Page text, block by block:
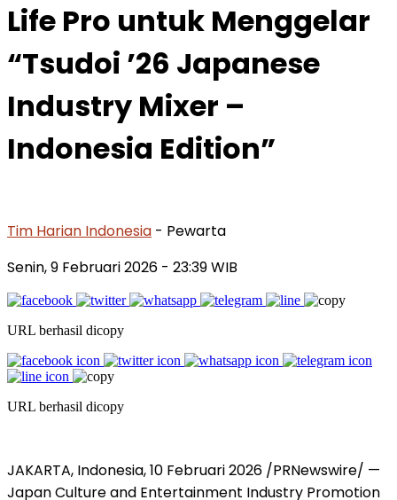
Life Pro untuk Menggelar
“Tsudoi ’26 Japanese
Industry Mixer –
Indonesia Edition”
Tim Harian Indonesia - Pewarta
Senin, 9 Februari 2026 - 23:39 WIB
URL berhasil dicopy
URL berhasil dicopy
JAKARTA, Indonesia, 10 Februari 2026 /PRNewswire/ —
Japan Culture and Entertainment Industry Promotion